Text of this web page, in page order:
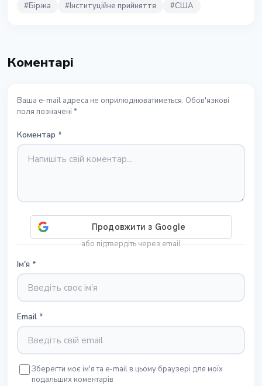
#Біржа #Інституційне прийняття #США
Коментарі
Ваша e-mail адреса не оприлюднюватиметься. Обов'язкові
поля позначені *
Коментар *
або підтвердіть через email
Ім'я *
Email *
Зберегти моє ім'я та e-mail в цьому браузері для моїх
подальших коментарів